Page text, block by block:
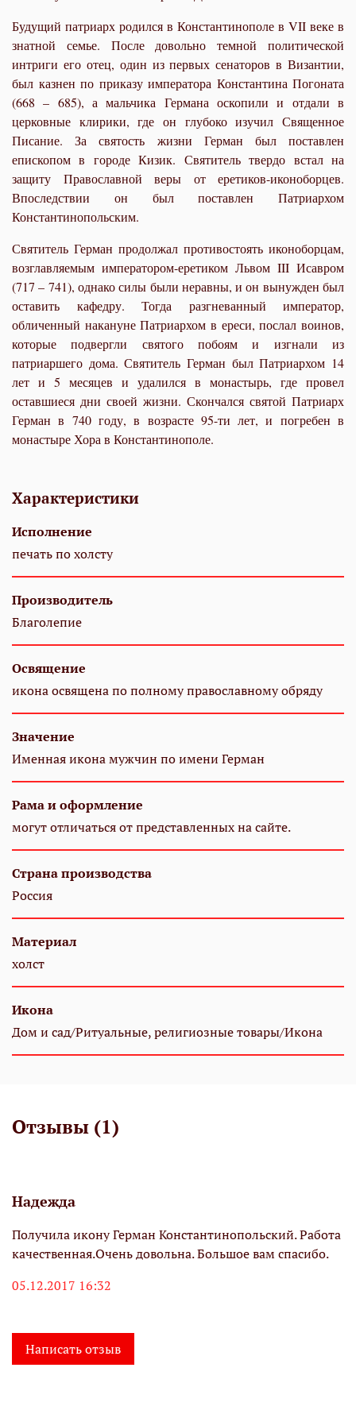
Будущий патриарх родился в Константинополе в VII веке в
знатной семье. После довольно темной политической
интриги его отец, один из первых сенаторов в Византии,
был казнен по приказу императора Константина Погоната
(668 – 685), а мальчика Германа оскопили и отдали в
церковные клирики, где он глубоко изучил Священное
Писание. За святость жизни Герман был поставлен
епископом в городе Кизик. Святитель твердо встал на
защиту Православной веры от еретиков-иконоборцев.
Впоследствии он был поставлен Патриархом
Константинопольским.
Святитель Герман продолжал противостоять иконоборцам,
возглавляемым императором-еретиком Львом III Исавром
(717 – 741), однако силы были неравны, и он вынужден был
оставить кафедру. Тогда разгневанный император,
обличенный накануне Патриархом в ереси, послал воинов,
которые подвергли святого побоям и изгнали из
патриаршего дома. Святитель Герман был Патриархом 14
лет и 5 месяцев и удалился в монастырь, где провел
оставшиеся дни своей жизни. Скончался святой Патриарх
Герман в 740 году, в возрасте 95-ти лет, и погребен в
монастыре Хора в Константинополе.
Характеристики
Исполнение
печать по холсту
Производитель
Благолепие
Освящение
икона освящена по полному православному обряду
Значение
Именная икона мужчин по имени Герман
Рама и оформление
могут отличаться от представленных на сайте.
Страна производства
Россия
Материал
холст
Икона
Дом и сад/Ритуальные, религиозные товары/Икона
Отзывы (1)
Надежда
Получила икону Герман Константинопольский. Работа
качественная.Очень довольна. Большое вам спасибо.
05.12.2017 16:32
Написать отзыв